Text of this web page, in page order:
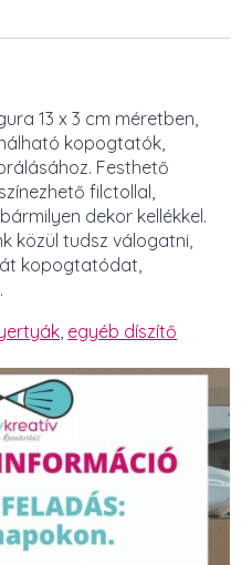
13 x 3 cm méretben,
kopogtatók,
Festhető
filctollal,
dekor kellékkel.
közül tudsz válogatni,
kopogtatódat,
, egyéb díszítő